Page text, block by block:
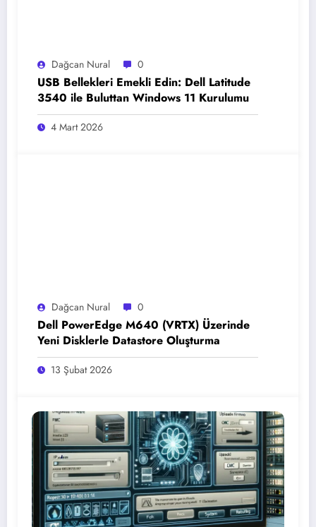
Dağcan Nural 0
USB Bellekleri Emekli Edin: Dell Latitude
3540 ile Buluttan Windows 11 Kurulumu
4 Mart 2026
Dağcan Nural 0
Dell PowerEdge M640 (VRTX) Üzerinde
Yeni Disklerle Datastore Oluşturma
13 Şubat 2026